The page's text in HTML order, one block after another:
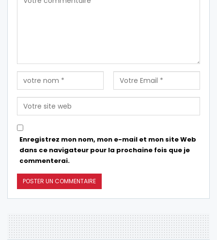
Enregistrez mon nom, mon e-mail et mon site Web
dans ce navigateur pour la prochaine fois que je
commenterai.